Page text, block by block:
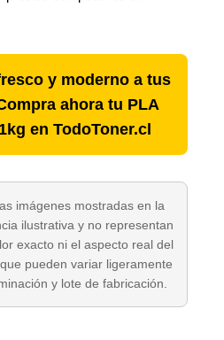
y moderno a tus
ahora tu PLA
en TodoToner.cl
imágenes mostradas en la
ilustrativa y no representan
exacto ni el aspecto real del
pueden variar ligeramente
y lote de fabricación.